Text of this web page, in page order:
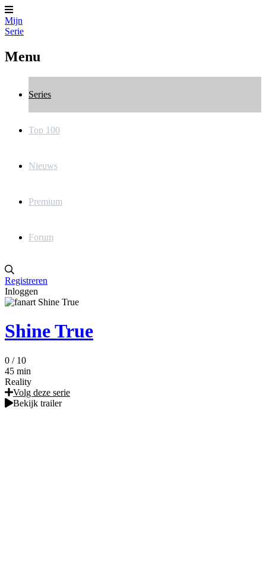
Mijn
Serie
Menu
Series
Top 100
Nieuws
Premium
Forum
Registreren
Inloggen
Shine True
0 / 10
45 min
Reality
Volg deze serie
Bekijk trailer